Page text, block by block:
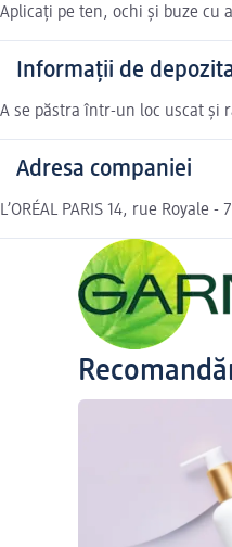
Aplicați pe ten, ochi și buze cu
Informații de
A se păstra într-un loc uscat și
Adresa companiei
L’ORÉAL PARIS 14, rue